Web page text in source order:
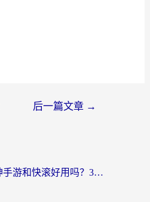
后一篇文章 →
海外党必看：雷神手游和快滚好用吗？3步选对回国加速器无缝刷国内资源